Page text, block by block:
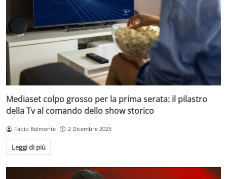
Mediaset colpo grosso per la prima serata: il pilastro
della Tv al comando dello show storico
Fabio Belmonte 2 Dicembre 2025
Leggi di più